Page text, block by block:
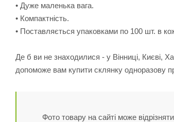
• Дуже маленька вага.
• Компактність.
• Поставляється упаковками по 100 шт. в
Де б ви не знаходилися - у Вінниці, Києві,
допоможе вам купити склянку одноразову
Фото товару на сайті може